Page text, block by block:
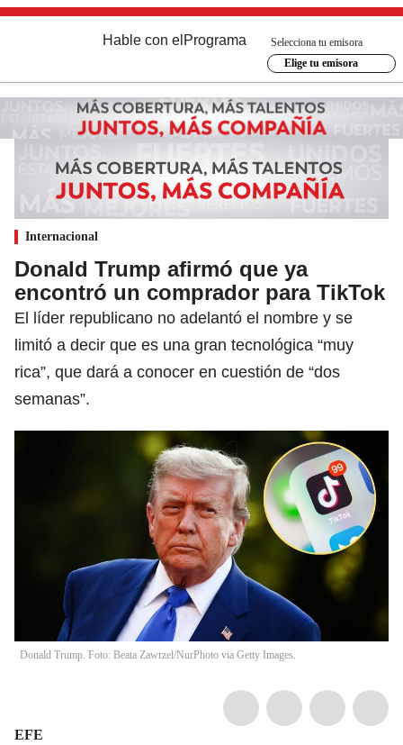
Hable con el Programa
Selecciona tu emisora
Elige tu emisora
Internacional
Donald Trump afirmó que ya
encontró un comprador para TikTok
El líder republicano no adelantó el nombre y se
limitó a decir que es una gran tecnológica “muy
rica”, que dará a conocer en cuestión de “dos
semanas”.
Donald Trump. Foto: Beata Zawrzel/NurPhoto via Getty Images.
EFE